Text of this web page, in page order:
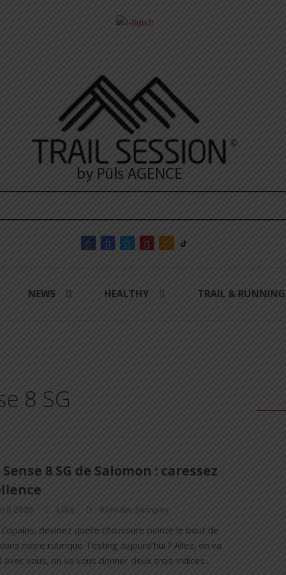
NEWS HEALTHY TRAIL & RUNNING
8 SG
Sense 8 SG de Salomon : caressez
2020 Like Romain Sempey
Copains, devinez quelle chaussure pointe le bout de
notre rubrique Testing aujourd'hui ? Allez, on va
avec vous, on va vous donner deux trois indices...